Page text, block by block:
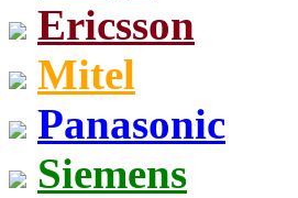
Ericsson
Mitel
Panasonic
Siemens